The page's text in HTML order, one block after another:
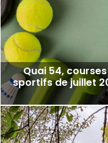
Quai 54,
sportifs de juillet